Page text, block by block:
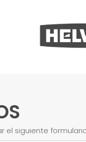
el siguiente